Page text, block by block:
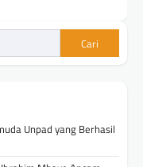
Cari
Unpad yang Berhasil